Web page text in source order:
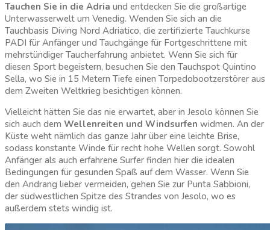
Tauchen Sie in die Adria und entdecken Sie die großartige
Unterwasserwelt um Venedig. Wenden Sie sich an die
Tauchbasis Diving Nord Adriatico, die zertifizierte Tauchkurse
PADI für Anfänger und Tauchgänge für Fortgeschrittene mit
mehrstündiger Taucherfahrung anbietet. Wenn Sie sich für
diesen Sport begeistern, besuchen Sie den Tauchspot Quintino
Sella, wo Sie in 15 Metern Tiefe einen Torpedobootzerstörer aus
dem Zweiten Weltkrieg besichtigen können.
Vielleicht hätten Sie das nie erwartet, aber in Jesolo können Sie
sich auch dem Wellenreiten und Windsurfen widmen. An der
Küste weht nämlich das ganze Jahr über eine leichte Brise,
sodass konstante Winde für recht hohe Wellen sorgt. Sowohl
Anfänger als auch erfahrene Surfer finden hier die idealen
Bedingungen für gesunden Spaß auf dem Wasser. Wenn Sie
den Andrang lieber vermeiden, gehen Sie zur Punta Sabbioni,
der südwestlichen Spitze des Strandes von Jesolo, wo es
außerdem stets windig ist.